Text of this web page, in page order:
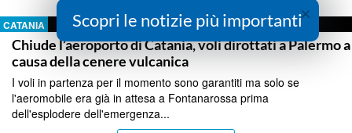
CATANIA
Chiude l’aeroporto di Catania, voli dirottati a Palermo a
causa della cenere vulcanica
I voli in partenza per il momento sono garantiti ma solo se
l'aeromobile era già in attesa a Fontanarossa prima
dell'esplodere dell'emergenza...
×
Scopri le notizie più importanti